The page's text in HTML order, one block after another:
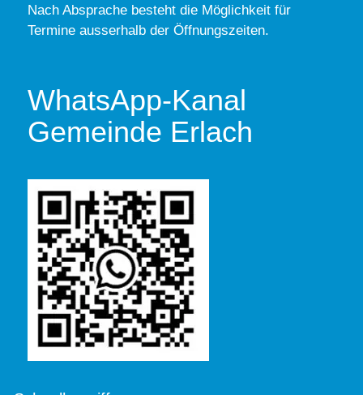
Nach Absprache besteht die Möglichkeit für
Termine ausserhalb der Öffnungszeiten.
WhatsApp-Kanal
Gemeinde Erlach